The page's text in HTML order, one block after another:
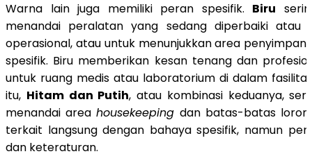
Warna lain juga memiliki peran spesifik. Biru
menandai peralatan yang sedang diperbaiki atau
operasional, atau untuk menunjukkan area
spesifik. Biru memberikan kesan tenang dan
untuk ruang medis atau laboratorium di dalam
itu, Hitam dan Putih, atau kombinasi keduanya,
menandai areahousekeeping dan batas-batas
terkait langsung dengan bahaya spesifik, namun
dan keteraturan.